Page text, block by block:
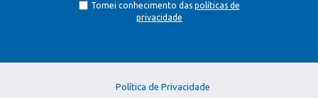
Tomei conhecimento das políticas de
privacidade
Política de Privacidade